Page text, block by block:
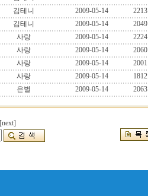
김테니 2009-05-14
2213
김테니 2009-05-14
2049
사랑 2009-05-14
2224
사랑 2009-05-14
2060
사랑 2009-05-14
2001
사랑 2009-05-14
1812
은별 2009-05-14 2063
[next]